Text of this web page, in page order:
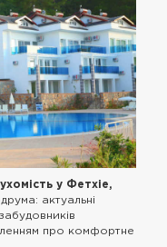
у Фетхіе,
актуальні
про комфортне